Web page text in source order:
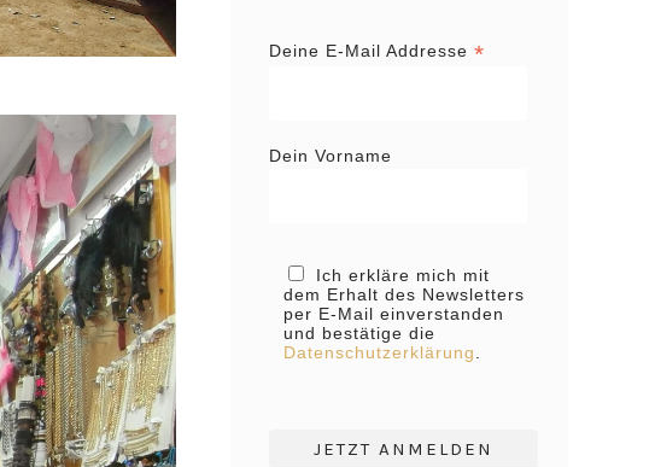
Deine E-Mail Addresse *
Dein Vorname
Ich erkläre mich mit
dem Erhalt des Newsletters
per E-Mail einverstanden
und bestätige die
Datenschutzerklärung